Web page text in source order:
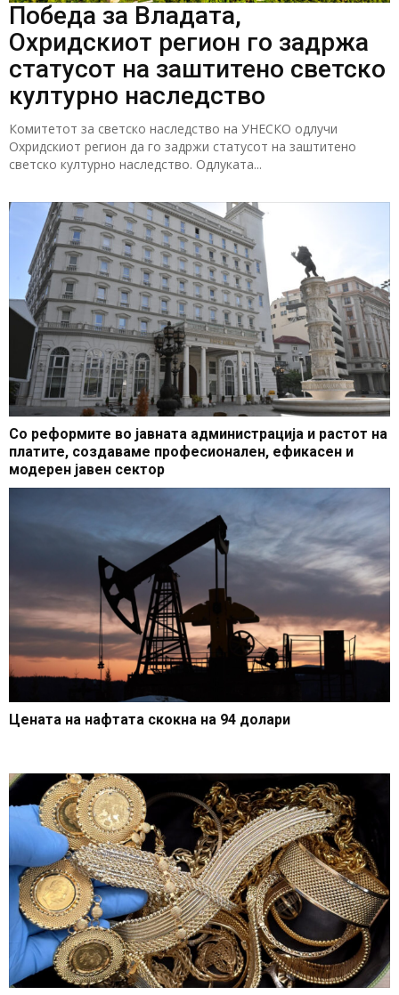
Победа за Владата,
Охридскиот регион го задржа
статусот на заштитено светско
културно наследство
Комитетот за светско наследство на УНЕСКО одлучи
Охридскиот регион да го задржи статусот на заштитено
светско културно наследство. Одлуката...
Со реформите во јавната администрација и растот на
платите, создаваме професионален, ефикасен и
модерен јавен сектор
Цената на нафтата скокна на 94 долари